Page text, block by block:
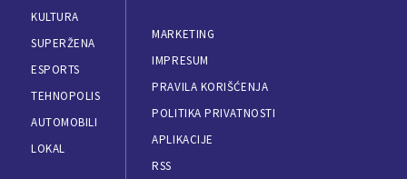
KULTURA
SUPERŽENA
ESPORTS
TEHNOPOLIS
AUTOMOBILI
LOKAL
MARKETING
IMPRESUM
PRAVILA KORIŠĆENJA
POLITIKA PRIVATNOSTI
APLIKACIJE
RSS